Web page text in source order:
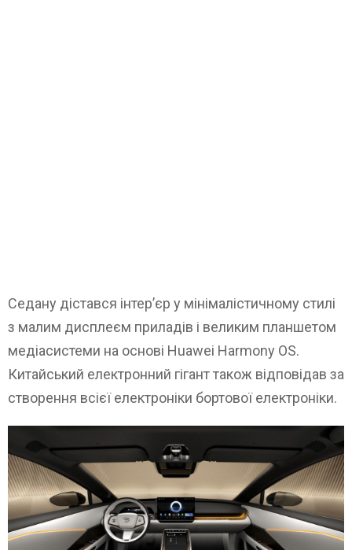
Седану дістався інтер’єр у мінімалістичному стилі
з малим дисплеєм приладів і великим планшетом
медіасистеми на основі Huawei Harmony OS.
Китайський електронний гігант також відповідав за
створення всієї електроніки бортової електроніки.